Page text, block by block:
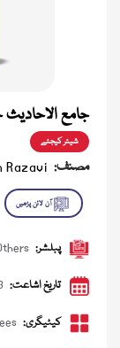
جامع
شیئر کیجئے
مصنف: Razavi
پبلشر:
تاریخ اشاعت:
کیٹیگری: